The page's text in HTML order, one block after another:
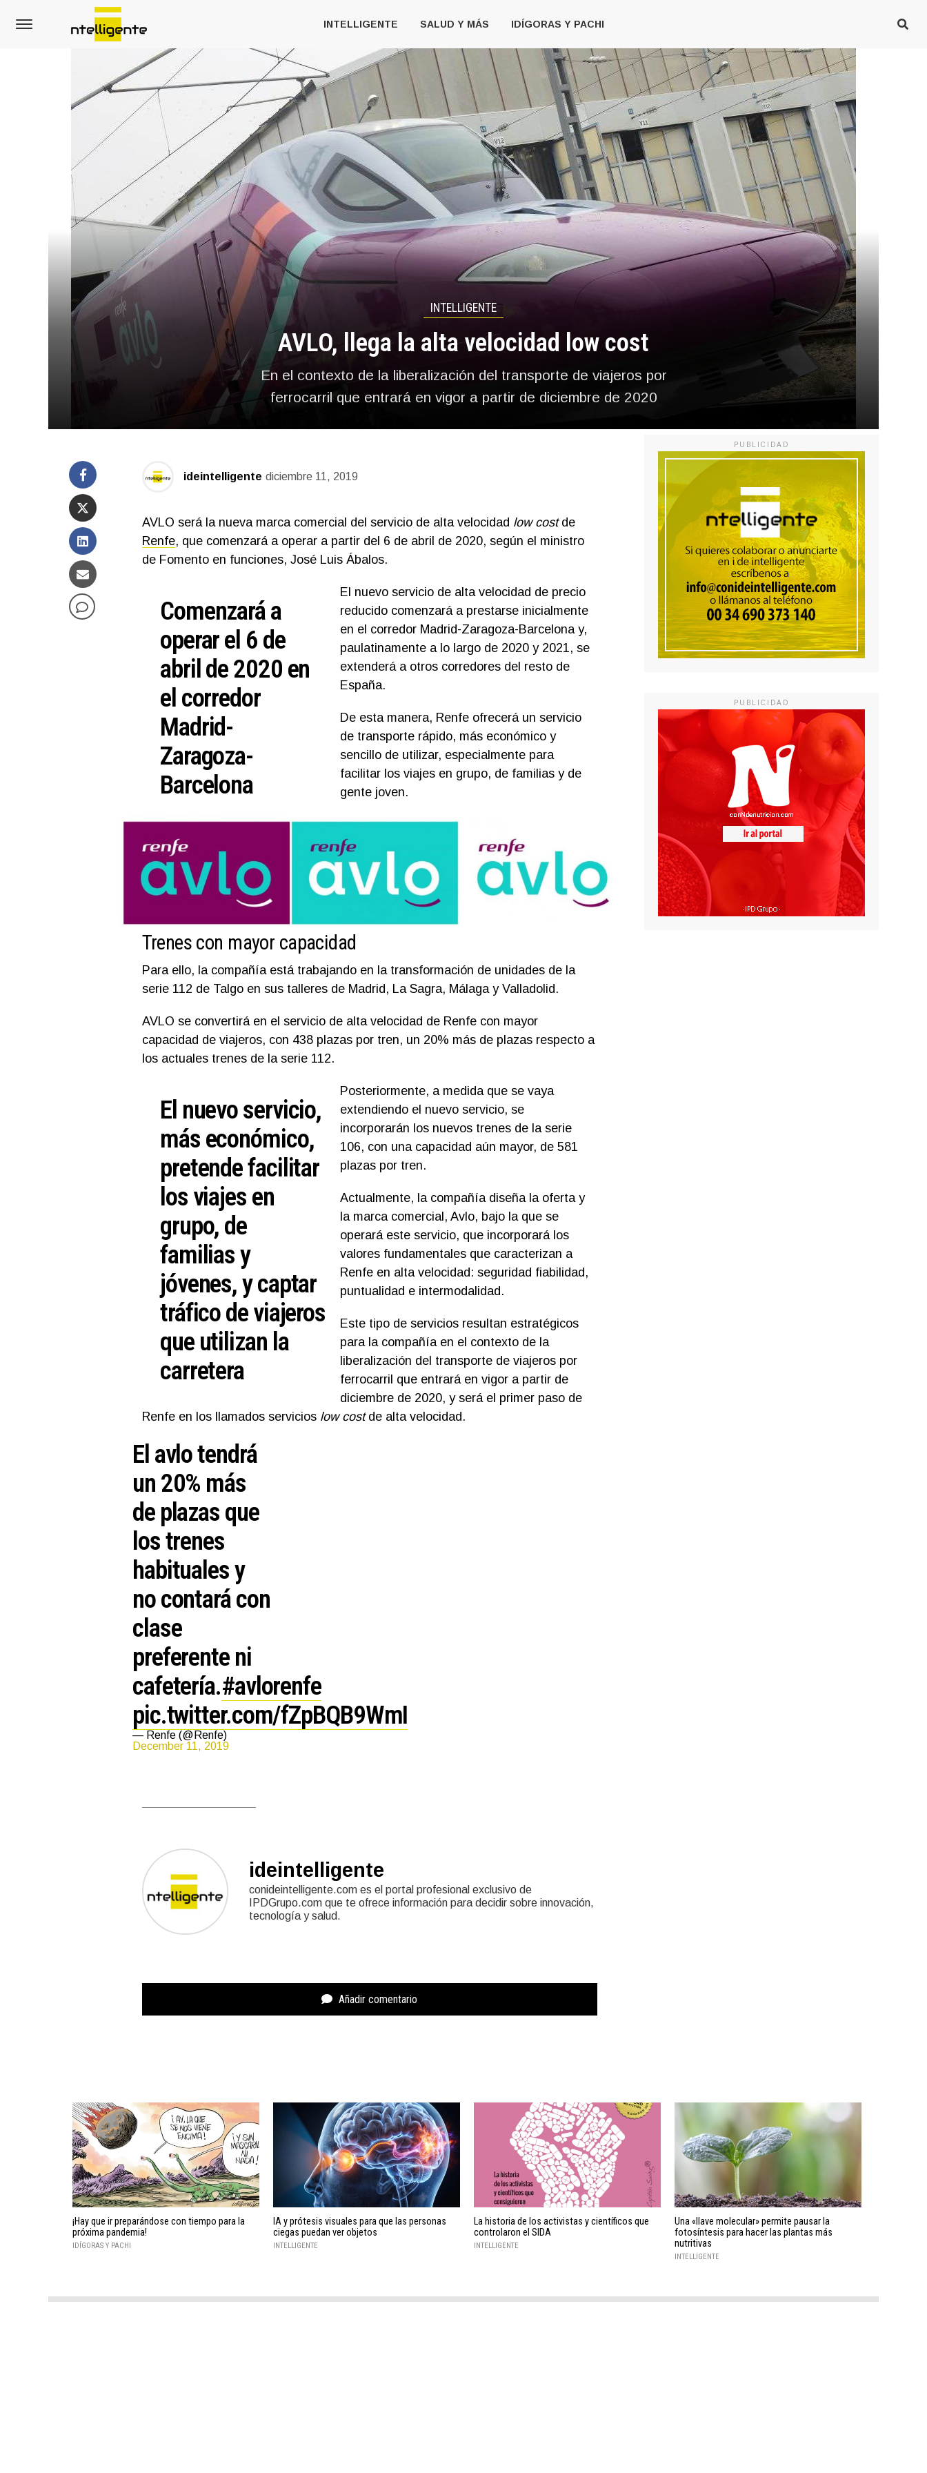
INTELLIGENTE SALUD Y MÁS IDÍGORAS Y PACHI
INTELLIGENTE
AVLO, llega la alta velocidad low cost
En el contexto de la liberalización del transporte de viajeros por
ferrocarril que entrará en vigor a partir de diciembre de 2020
ideintelligente diciembre 11, 2019
AVLO será la nueva marca comercial del servicio de alta velocidad low costde
Renfe, que comenzará a operar a partir del 6 de abril de 2020, según el ministro
de Fomento en funciones, José Luis Ábalos.
Comenzará a
operar el 6 de
abril de 2020 en
el corredor
Madrid-
Zaragoza-
Barcelona
El nuevo servicio de alta velocidad de precio
reducido comenzará a prestarse inicialmente
en el corredor Madrid-Zaragoza-Barcelona y,
paulatinamente a lo largo de 2020 y 2021, se
extenderá a otros corredores del resto de
España.
De esta manera, Renfe ofrecerá un servicio
de transporte rápido, más económico y
sencillo de utilizar, especialmente para
facilitar los viajes en grupo, de familias y de
gente joven.
Trenes con mayor capacidad
Para ello, la compañía está trabajando en la transformación de unidades de la
serie 112 de Talgo en sus talleres de Madrid, La Sagra, Málaga y Valladolid.
AVLO se convertirá en el servicio de alta velocidad de Renfe con mayor
capacidad de viajeros, con 438 plazas por tren, un 20% más de plazas respecto a
los actuales trenes de la serie 112.
El nuevo servicio,
más económico,
pretende facilitar
los viajes en
grupo, de
familias y
jóvenes, y captar
tráfico de viajeros
que utilizan la
carretera
Posteriormente, a medida que se vaya
extendiendo el nuevo servicio, se
incorporarán los nuevos trenes de la serie
106, con una capacidad aún mayor, de 581
plazas por tren.
Actualmente, la compañía diseña la oferta y
la marca comercial, Avlo, bajo la que se
operará este servicio, que incorporará los
valores fundamentales que caracterizan a
Renfe en alta velocidad: seguridad fiabilidad,
puntualidad e intermodalidad.
Este tipo de servicios resultan estratégicos
para la compañía en el contexto de la
liberalización del transporte de viajeros por
ferrocarril que entrará en vigor a partir de
diciembre de 2020, y será el primer paso de
Renfe en los llamados servicios low costde alta velocidad.
El avlo tendrá
un 20% más
de plazas que
los trenes
habituales y
no contará con
clase
preferente ni
cafetería.#avlorenfe
pic.twitter.com/fZpBQB9WmI
— Renfe (@Renfe)
December 11, 2019
ideintelligente
conideintelligente.com es el portal profesional exclusivo de
IPDGrupo.com que te ofrece información para decidir sobre innovación,
tecnología y salud.
Añadir comentario
PUBLICIDAD
PUBLICIDAD
¡Hay que ir preparándose con tiempo para la
próxima pandemia!
IDÍGORAS Y PACHI
IA y prótesis visuales para que las personas
ciegas puedan ver objetos
INTELLIGENTE
La historia de los activistas y científicos que
controlaron el SIDA
INTELLIGENTE
Una «llave molecular» permite pausar la
fotosíntesis para hacer las plantas más
nutritivas
INTELLIGENTE